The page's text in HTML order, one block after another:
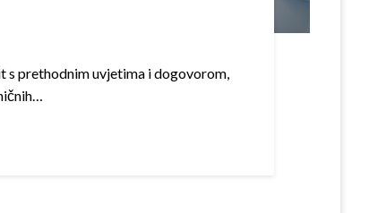
s prethodnim uvjetima i dogovorom,